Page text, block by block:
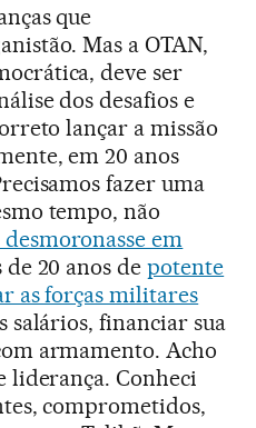
que
Mas a OTAN,
deve ser
dos desafios e
lançar a missão
em 20 anos
fazer uma
tempo, não
em
20 anos depotente
as forças militares
salários, financiar sua
armamento. Acho
liderança. Conheci
comprometidos,